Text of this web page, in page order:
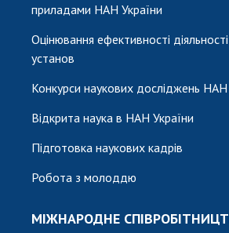
приладами НАН України
Оцінювання ефективності
установ
Конкурси наукових досліджень НАН
Відкрита наука в НАН України
Підготовка наукових кадрів
Робота з молоддю
МІЖНАРОДНЕ